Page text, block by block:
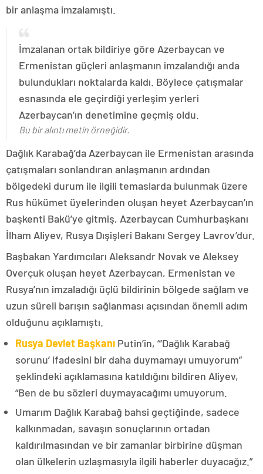
bir anlaşma imzalamıştı.
İmzalanan ortak bildiriye göre Azerbaycan ve
Ermenistan güçleri anlaşmanın imzalandığı anda
bulundukları noktalarda kaldı. Böylece çatışmalar
esnasında ele geçirdiği yerleşim yerleri
Azerbaycan’ın denetimine geçmiş oldu.
Bu bir alıntı metin örneğidir.
Dağlık Karabağ’da Azerbaycan ile Ermenistan arasında
çatışmaları sonlandıran anlaşmanın ardından
bölgedeki durum ile ilgili temaslarda bulunmak üzere
Rus hükümet üyelerinden oluşan heyet Azerbaycan’ın
başkenti Bakü’ye gitmiş, Azerbaycan Cumhurbaşkanı
İlham Aliyev, Rusya Dışişleri Bakanı Sergey Lavrov’dur.
Başbakan Yardımcıları Aleksandr Novak ve Aleksey
Overçuk oluşan heyet Azerbaycan, Ermenistan ve
Rusya’nın imzaladığı üçlü bildirinin bölgede sağlam ve
uzun süreli barışın sağlanması açısından önemli adım
olduğunu açıklamıştı.
Rusya Devlet Başkanı Putin’in, “‘Dağlık Karabağ
sorunu’ ifadesini bir daha duymamayı umuyorum”
şeklindeki açıklamasına katıldığını bildiren Aliyev,
“Ben de bu sözleri duymayacağımı umuyorum.
Umarım Dağlık Karabağ bahsi geçtiğinde, sadece
kalkınmadan, savaşın sonuçlarının ortadan
kaldırılmasından ve bir zamanlar birbirine düşman
olan ülkelerin uzlaşmasıyla ilgili haberler duyacağız.”